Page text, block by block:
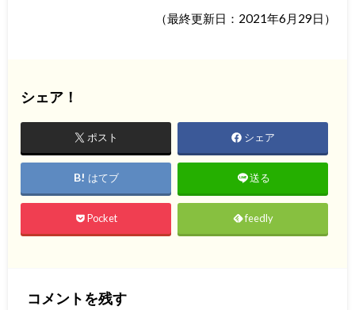
（最終更新日：2021年6月29日）
シェア！
ポスト シェア
はてブ 送る
Pocket feedly
コメントを残す